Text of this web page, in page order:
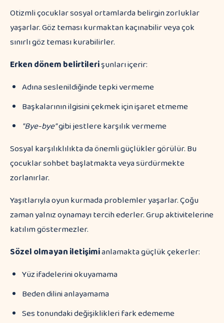
Otizmli çocuklar sosyal ortamlarda belirgin zorluklar
yaşarlar. Göz teması kurmaktan kaçınabilir veya çok
sınırlı göz teması kurabilirler.
Erken dönem belirtilerişunları içerir:
Adına seslenildiğinde tepki vermeme
Başkalarının ilgisini çekmek için işaret etmeme
"Bye-bye"gibi jestlere karşılık vermeme
Sosyal karşılıklılıkta da önemli güçlükler görülür. Bu
çocuklar sohbet başlatmakta veya sürdürmekte
zorlanırlar.
Yaşıtlarıyla oyun kurmada problemler yaşarlar. Çoğu
zaman yalnız oynamayı tercih ederler. Grup aktivitelerine
katılım göstermezler.
Sözel olmayan iletişimianlamakta güçlük çekerler:
Yüz ifadelerini okuyamama
Beden dilini anlayamama
Ses tonundaki değişiklikleri fark edememe